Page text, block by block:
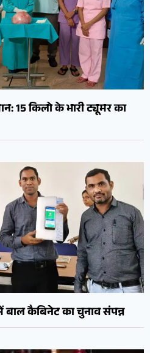
15 किलो के भारी ट्यूमर का
बाल कैबिनेट का चुनाव संपन्न